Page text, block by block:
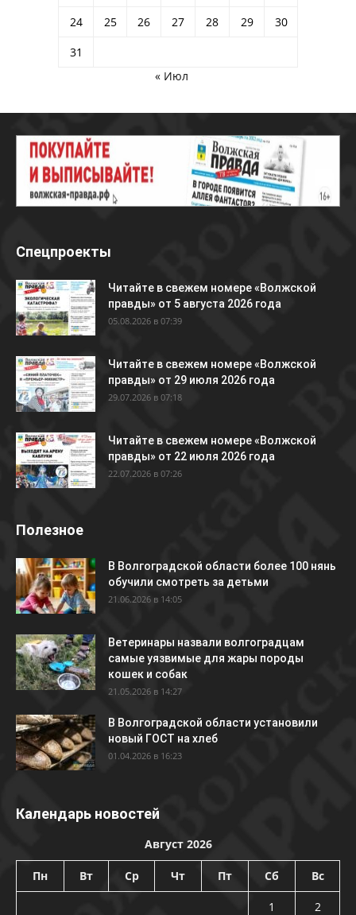
24
25 26 27 28 29
30
31
« Июл
Спецпроекты
Читайте в свежем номере «Волжской
правды» от 5 августа 2026 года
05.08.2026 в 07:39
Читайте в свежем номере «Волжской
правды» от 29 июля 2026 года
29.07.2026 в 07:18
Читайте в свежем номере «Волжской
правды» от 22 июля 2026 года
22.07.2026 в 07:26
Полезное
В Волгоградской области более 100 нянь
обучили смотреть за детьми
21.06.2026 в 14:05
Ветеринары назвали волгоградцам
самые уязвимые для жары породы
кошек и собак
21.05.2026 в 14:27
В Волгоградской области установили
новый ГОСТ на хлеб
01.04.2026 в 16:23
Календарь новостей
Август 2026
Пн Вт Ср Чт Пт Сб Вс
1
2